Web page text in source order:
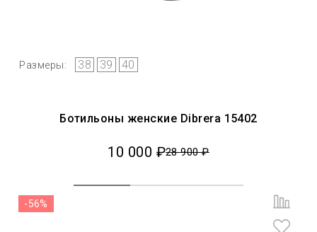
Размеры: 38 39 40
Ботильоны женские Dibrera 15402
10 000 ₽28 900 ₽
-56%